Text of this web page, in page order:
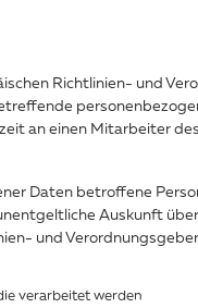
Richtlinien- und
an einen Mitarbeiter
Daten betroffene
Auskunft
und
verarbeitet werden